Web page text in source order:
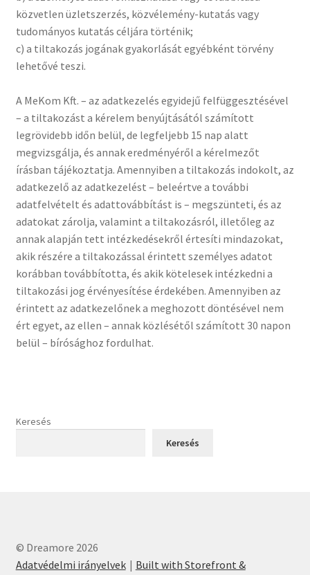
közvetlen üzletszerzés, közvélemény-kutatás vagy
tudományos kutatás céljára történik;
c) a tiltakozás jogának gyakorlását egyébként törvény
lehetővé teszi.
A MeKom Kft. – az adatkezelés egyidejű felfüggesztésével
– a tiltakozást a kérelem benyújtásától számított
legrövidebb időn belül, de legfeljebb 15 nap alatt
megvizsgálja, és annak eredményéről a kérelmezőt
írásban tájékoztatja. Amennyiben a tiltakozás indokolt, az
adatkezelő az adatkezelést – beleértve a további
adatfelvételt és adattovábbítást is – megszünteti, és az
adatokat zárolja, valamint a tiltakozásról, illetőleg az
annak alapján tett intézkedésekről értesíti mindazokat,
akik részére a tiltakozással érintett személyes adatot
korábban továbbította, és akik kötelesek intézkedni a
tiltakozási jog érvényesítése érdekében. Amennyiben az
érintett az adatkezelőnek a meghozott döntésével nem
ért egyet, az ellen – annak közlésétől számított 30 napon
belül – bírósághoz fordulhat.
Keresés
Keresés
© Dreamore 2026
Adatvédelmi irányelvek
Built with Storefront &